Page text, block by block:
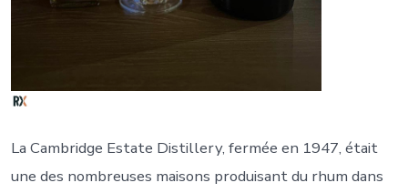
La Cambridge Estate Distillery, fermée en 1947, était
une des nombreuses maisons produisant du rhum dans